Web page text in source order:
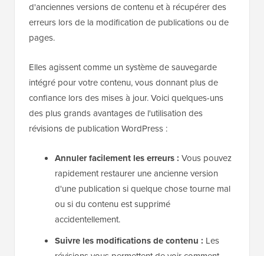
d'anciennes versions de contenu et à récupérer des
erreurs lors de la modification de publications ou de
pages.
Elles agissent comme un système de sauvegarde
intégré pour votre contenu, vous donnant plus de
confiance lors des mises à jour. Voici quelques-uns
des plus grands avantages de l'utilisation des
révisions de publication WordPress :
Annuler facilement les erreurs : Vous pouvez
rapidement restaurer une ancienne version
d'une publication si quelque chose tourne mal
ou si du contenu est supprimé
accidentellement.
Suivre les modifications de contenu : Les